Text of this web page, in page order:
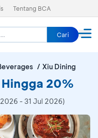
Tentang BCA
Cari
Xiu Dining
20%
- 31 Jul 2026)